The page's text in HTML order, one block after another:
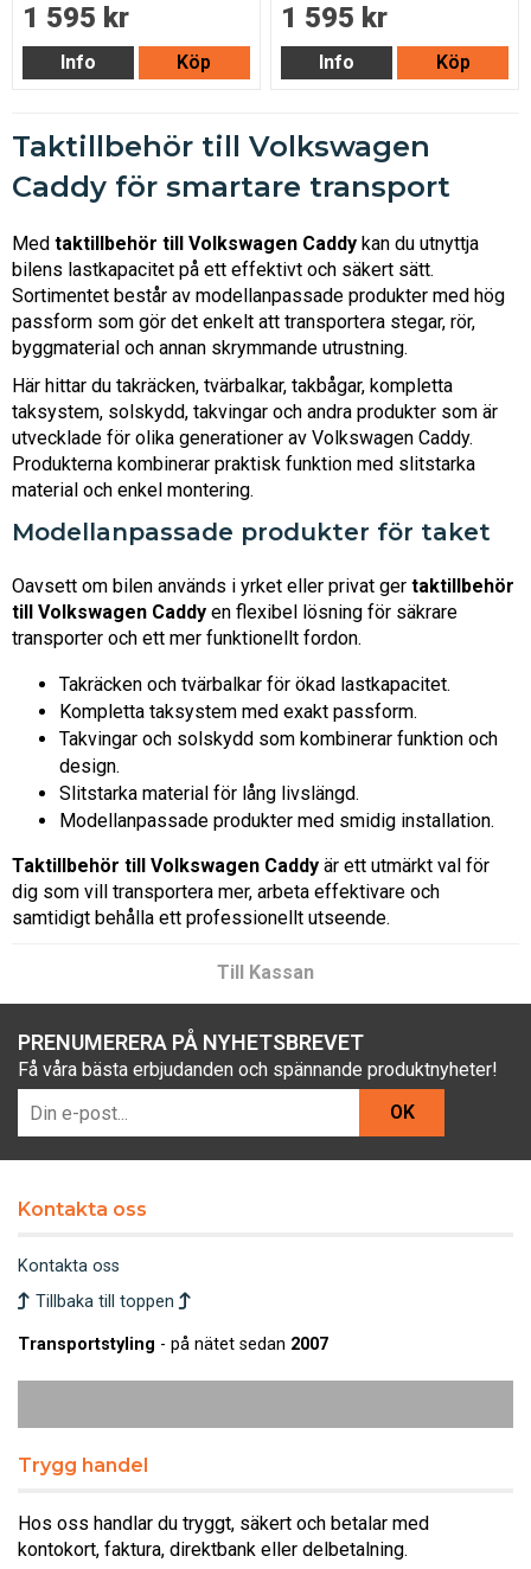
1 595 kr
Info Köp
1 595 kr
Info Köp
Taktillbehör till Volkswagen
Caddy för smartare transport
Med taktillbehör till Volkswagen Caddy kan du utnyttja
bilens lastkapacitet på ett effektivt och säkert sätt.
Sortimentet består av modellanpassade produkter med hög
passform som gör det enkelt att transportera stegar, rör,
byggmaterial och annan skrymmande utrustning.
Här hittar du takräcken, tvärbalkar, takbågar, kompletta
taksystem, solskydd, takvingar och andra produkter som är
utvecklade för olika generationer av Volkswagen Caddy.
Produkterna kombinerar praktisk funktion med slitstarka
material och enkel montering.
Modellanpassade produkter för taket
Oavsett om bilen används i yrket eller privat ger taktillbehör
till Volkswagen Caddy en flexibel lösning för säkrare
transporter och ett mer funktionellt fordon.
Takräcken och tvärbalkar för ökad lastkapacitet.
Kompletta taksystem med exakt passform.
Takvingar och solskydd som kombinerar funktion och
design.
Slitstarka material för lång livslängd.
Modellanpassade produkter med smidig installation.
Taktillbehör till Volkswagen Caddy är ett utmärkt val för
dig som vill transportera mer, arbeta effektivare och
samtidigt behålla ett professionellt utseende.
Till Kassan
PRENUMERERA PÅ NYHETSBREVET
Få våra bästa erbjudanden och spännande produktnyheter!
OK
Kontakta oss
Kontakta oss
Tillbaka till toppen
Transportstyling - på nätet sedan 2007
Trygg handel
Hos oss handlar du tryggt, säkert och betalar med
kontokort, faktura, direktbank eller delbetalning.